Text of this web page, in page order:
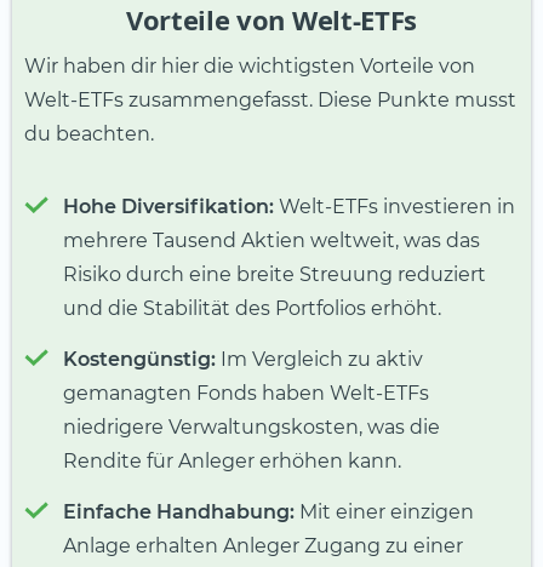
Vorteile von Welt-ETFs
Wir haben dir hier die wichtigsten Vorteile von
Welt-ETFs zusammengefasst. Diese Punkte musst
du beachten.
Hohe Diversifikation: Welt-ETFs investieren in
mehrere Tausend Aktien weltweit, was das
Risiko durch eine breite Streuung reduziert
und die Stabilität des Portfolios erhöht.
Kostengünstig: Im Vergleich zu aktiv
gemanagten Fonds haben Welt-ETFs
niedrigere Verwaltungskosten, was die
Rendite für Anleger erhöhen kann.
Einfache Handhabung: Mit einer einzigen
Anlage erhalten Anleger Zugang zu einer